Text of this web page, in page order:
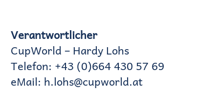
Verantwortlicher
CupWorld – Hardy Lohs
Telefon: +43 (0)664 430 57 69
eMail: h.lohs@cupworld.at